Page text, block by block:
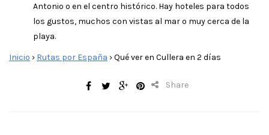
Antonio o en el centro histórico. Hay hoteles para todos
los gustos, muchos con vistas al mar o muy cerca de la
playa.
Inicio › Rutas por España ›Qué ver en Cullera en 2 días
Share